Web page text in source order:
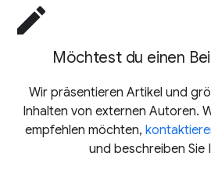
edit
Möchtest du einen
Wir präsentieren Artikel und
Inhalten von externen Autoren.
empfehlen möchten,
und beschreiben Sie